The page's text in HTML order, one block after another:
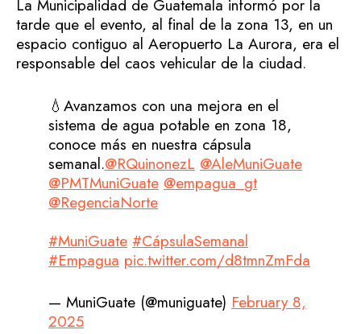
La Municipalidad de Guatemala informó por la
tarde que el evento, al final de la zona 13, en un
espacio contiguo al Aeropuerto La Aurora, era el
responsable del caos vehicular de la ciudad.
💧Avanzamos con una mejora en el
sistema de agua potable en zona 18,
conoce más en nuestra cápsula
semanal.@RQuinonezL @AleMuniGuate
@PMTMuniGuate @empagua_gt
@RegenciaNorte
#MuniGuate #CápsulaSemanal
#Empagua pic.twitter.com/d8tmnZmFda
— MuniGuate (@muniguate) February 8,
2025